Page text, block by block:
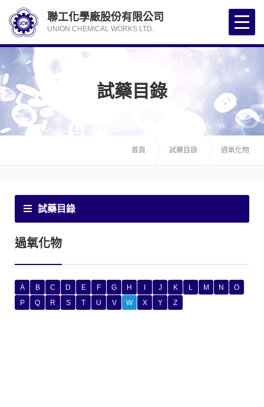
試藥目錄
首頁 試藥目錄 過氧化物
試藥目錄
過氧化物
A B C D E F G H J K L M N
O
P
Q R S T U V W X Y Z
聯工化學廠股份有限公司
UNION CHEMICAL WORKS LTD.